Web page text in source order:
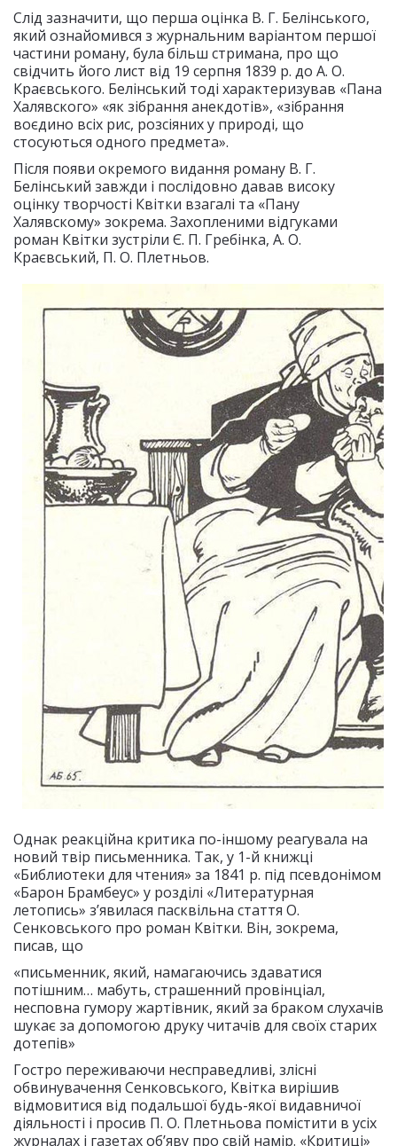
Слід зазначити, що перша оцінка В. Г. Белінського,
який ознайомився з журнальним варіантом першої
частини роману, була більш стримана, про що
свідчить його лист від 19 серпня 1839 р. до А. О.
Краєвського. Белінський тоді характеризував «Пана
Халявского» «як зібрання анекдотів», «зібрання
воєдино всіх рис, розсіяних у природі, що
стосуються одного предмета».
Після появи окремого видання роману В. Г.
Белінський завжди і послідовно давав високу
оцінку творчості Квітки взагалі та «Пану
Халявскому» зокрема. Захопленими відгуками
роман Квітки зустріли Є. П. Гребінка, А. О.
Краєвський, П. О. Плетньов.
Однак реакційна критика по-іншому реагувала на
новий твір письменника. Так, у 1-й книжці
«Библиотеки для чтения» за 1841 р. під псевдонімом
«Барон Брамбеус» у розділі «Литературная
летопись» з’явилася пасквільна стаття О.
Сенковського про роман Квітки. Він, зокрема,
писав, що
«письменник, який, намагаючись здаватися
потішним… мабуть, страшенний провінціал,
несповна гумору жартівник, який за браком слухачів
шукає за допомогою друку читачів для своїх старих
дотепів»
Гостро переживаючи несправедливі, злісні
обвинувачення Сенковського, Квітка вирішив
відмовитися від подальшої будь-якої видавничої
діяльності і просив П. О. Плетньова помістити в усіх
журналах і газетах об’яву про свій намір. «Критиці»